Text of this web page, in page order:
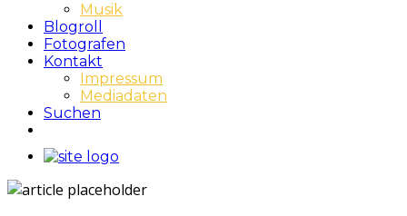
Musik
Blogroll
Fotografen
Kontakt
Impressum
Mediadaten
Suchen